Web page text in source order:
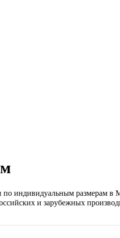
индивидуальным размерам в
и зарубежных